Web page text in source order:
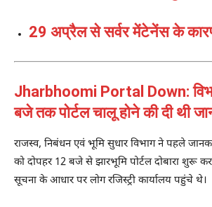
29 अप्रैल से सर्वर मेंटेनेंस के
Jharbhoomi Portal Down:
बजे तक पोर्टल चालू होने की दी थी
राजस्व, निबंधन एवं भूमि सुधार विभाग ने पहले
को दोपहर 12 बजे से झारभूमि पोर्टल दोबारा शुरू कर
सूचना के आधार पर लोग रजिस्ट्री कार्यालय पहुंचे थे।